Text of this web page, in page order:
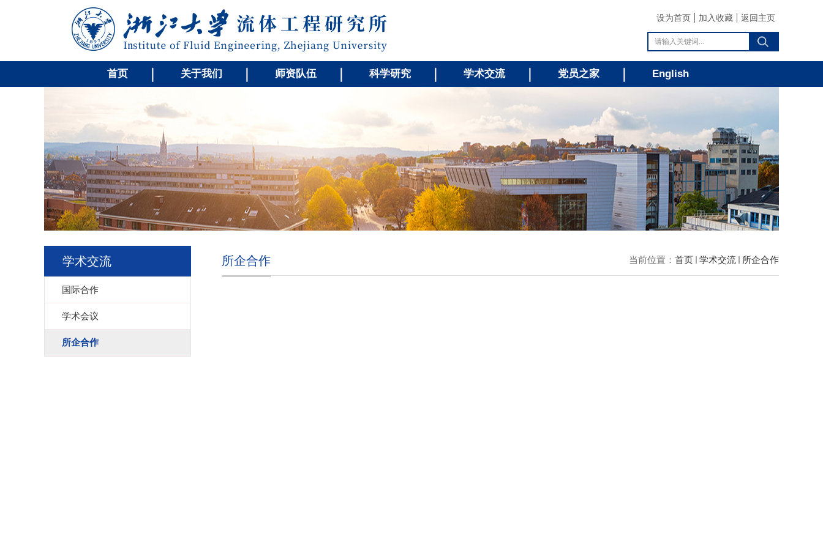
设为首页 加入收藏 返回主页
首页 关于我们 师资队伍 科学研究 学术交流 党员之家 English
学术交流
国际合作
学术会议
所企合作
当前位置： 首页 学术交流 所企合作
所企合作